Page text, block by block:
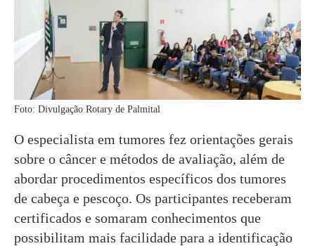
Foto: Divulgação Rotary de Palmital
O especialista em tumores fez orientações gerais
sobre o câncer e métodos de avaliação, além de
abordar procedimentos específicos dos tumores
de cabeça e pescoço. Os participantes receberam
certificados e somaram conhecimentos que
possibilitam mais facilidade para a identificação